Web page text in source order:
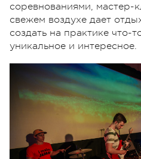
соревнованиями, мастер-
свежем воздухе дает
создать на практике что-
уникальное и интересное.